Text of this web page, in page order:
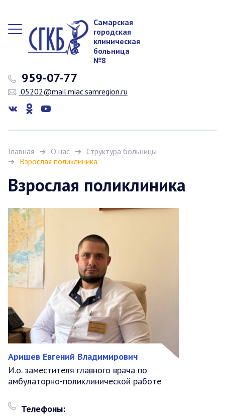
Самарская
городская
клиническая
больница
№8
959-07-77
05202@mail.miac.samregion.ru
Главная О нас
Структура больницы
Взрослая поликлиника
Взрослая поликлиника
Аришев Евгений Владимирович
И.о. заместителя главного врача по
амбулаторно-поликлинической работе
Телефоны: